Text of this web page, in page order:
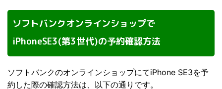
ソフトバンクオンラインショップで
iPhoneSE3(第3世代)の予約確認方法
ソフトバンクのオンラインショップにてiPhone SE3を予
約した際の確認方法は、以下の通りです。